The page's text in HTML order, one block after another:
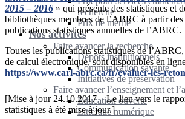
recherche
Prix de mérite
Nos activités
Faire avancer la recherche
Dépôts institutionnels
Communication savante
Initiatives de préservation
Faire avancer l’enseignement et
Éducation ouverte
Littératie numérique
2015 – 2016 » qui présente des statistiques et
bibliothèques membres de l’ABRC à partir des
publications statistiques annuelles de l’ABRC.
Toutes les publications statistiques de
de calcul électronique, sont disponibles en
https://www.carl-abrc.ca/fr/evaluer-les-
[Mise à jour 24.10.2017 – Le lien vers le
statistiques à été mise à jour.]